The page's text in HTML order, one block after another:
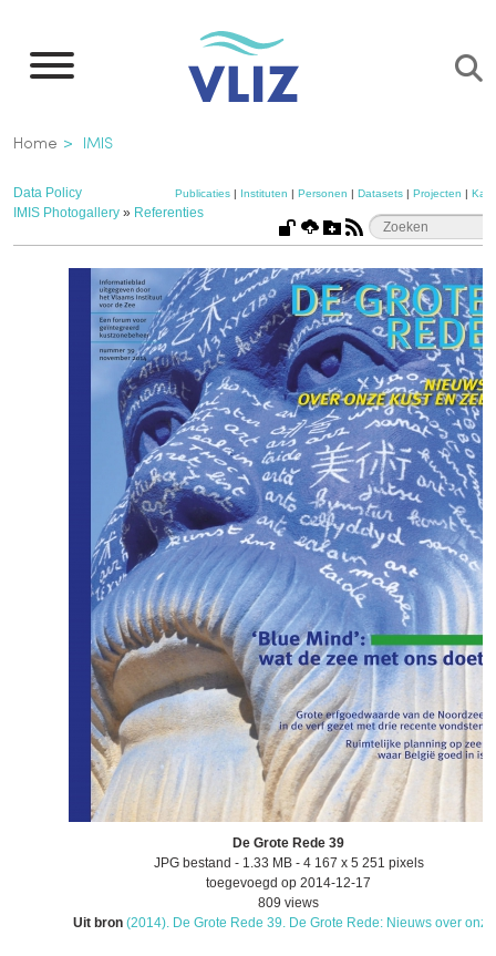
naar
inhoud
gaan
Kruimelpad
Home IMIS
Data Policy Publicaties | Instituten | Personen | Datasets | Projecten |
IMIS Photogallery » Referenties
De Grote Rede 39
JPG bestand - 1.33 MB - 4 167 x 5 251 pixels
toegevoegd op 2014-12-17
809 views
Uit bron (2014). De Grote Rede 39. De Grote Rede: Nieuws over